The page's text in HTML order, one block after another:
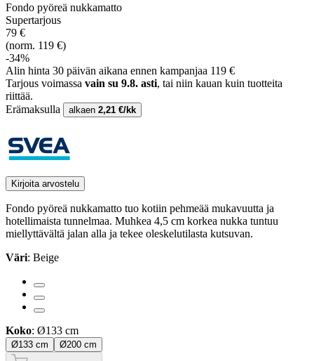
Fondo pyöreä nukkamatto
Supertarjous
79 €
(norm. 119 €)
-34%
Alin hinta 30 päivän aikana ennen kampanjaa 119 €
Tarjous voimassa vain su 9.8. asti, tai niin kauan kuin tuotteita
riittää.
Erämaksulla
alkaen 2,21 €/kk
Kirjoita arvostelu
Fondo pyöreä nukkamatto tuo kotiin pehmeää mukavuutta ja
hotellimaista tunnelmaa. Muhkea 4,5 cm korkea nukka tuntuu
miellyttävältä jalan alla ja tekee oleskelutilasta kutsuvan.
Väri: Beige
Koko: Ø133 cm
Ø133 cm Ø200 cm